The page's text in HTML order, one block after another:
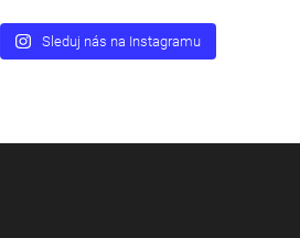
Sleduj nás na Instagramu